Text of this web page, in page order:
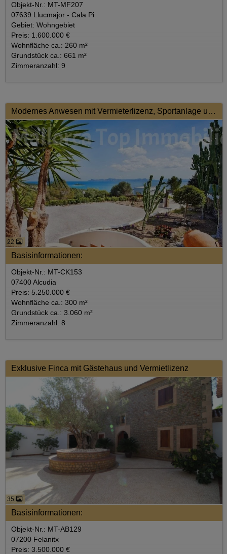
Objekt-Nr.: MT-MF207
07639 Llucmajor - Cala Pi
Gebiet: Wohngebiet
Preis: 1.600.000 €
Wohnfläche ca.: 260 m²
Grundstück ca.: 661 m²
Zimmeranzahl: 9
Modernes Anwesen mit Vermieterlizenz, Sportanlage und Restaurant
22
Basisinformationen:
Objekt-Nr.: MT-CK153
07400 Alcudia
Preis: 5.250.000 €
Wohnfläche ca.: 300 m²
Grundstück ca.: 3.060 m²
Zimmeranzahl: 8
Exklusive Finca mit Gästehaus und Vermietlizenz
35
Basisinformationen:
Objekt-Nr.: MT-AB129
07200 Felanitx
Preis: 3.500.000 €